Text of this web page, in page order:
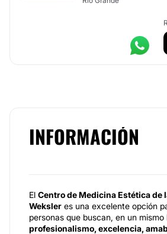
INFORMACIÓN
El Centro de Medicina Estética de
Weksler es una excelente opción
personas que buscan, en un mismo
profesionalismo, excelencia,